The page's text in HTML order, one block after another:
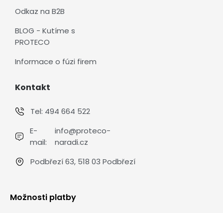
Odkaz na B2B
BLOG - Kutíme s
PROTECO
Informace o fúzi firem
Kontakt
Tel: 494 664 522
E-
mail:
info@proteco-
naradi.cz
Podbřezí 63, 518 03 Podbřezí
Možnosti platby